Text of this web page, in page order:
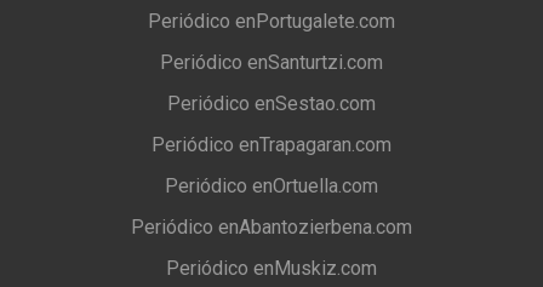
Periódico enPortugalete.com
Periódico enSanturtzi.com
Periódico enSestao.com
Periódico enTrapagaran.com
Periódico enOrtuella.com
Periódico enAbantozierbena.com
Periódico enMuskiz.com